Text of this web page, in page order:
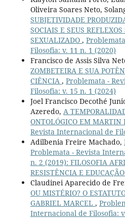
Oliveira Soares Neto,
SUBJETIVIDADE
SOCIAIS E SEUS REFLEXOS
SEXUALIZADO ,
Filosofia: v. 11 n. 1 (2020)
Francisco de Assis Silva
ZOMBETEIRA E SUA
CIÊNCIA , Problemata -
Filosofia: v. 15 n. 1 (2024)
Joel Francisco Decothé
Azeredo, A
ONTOLÓGICO EM MARTIN
Revista Internacional de
Adilbenia Freire Machado,
Problemata - Revista
n. 2 (2019): FILOSOFIA
RESISTÊNCIA E
Claudinei Aparecido de
OU MISTÉRIO? O
GABRIEL MARCEL ,
Internacional de Filosofia: